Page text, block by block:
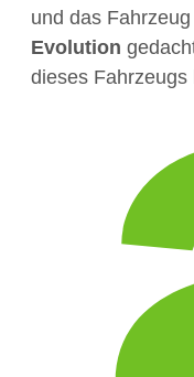
und das
Evolution
dieses